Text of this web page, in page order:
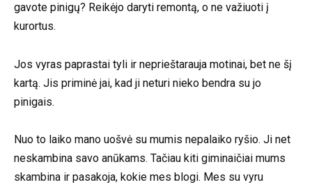
gavote pinigų? Reikėjo daryti remontą, o ne važiuoti į
kurortus.
Jos vyras paprastai tyli ir neprieštarauja motinai, bet ne šį
kartą. Jis priminė jai, kad ji neturi nieko bendra su jo
pinigais.
Nuo to laiko mano uošvė su mumis nepalaiko ryšio. Ji net
neskambina savo anūkams. Tačiau kiti giminaičiai mums
skambina ir pasakoja, kokie mes blogi. Mes su vyru